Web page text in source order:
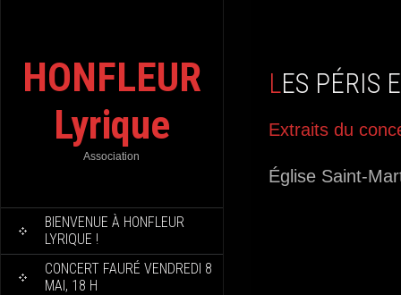
HONFLEUR
Lyrique
Association
BIENVENUE À HONFLEUR
LYRIQUE !
CONCERT FAURÉ VENDREDI 8
MAI, 18 H
LES PÉRIS
Extraits du
Église Saint-